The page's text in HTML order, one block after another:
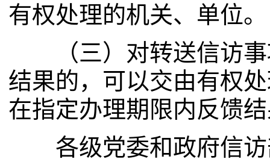
有权处理的机关、单位。
（三）对转送信访事
结果的，可以交由有权
在指定办理期限内反馈
各级党委和政府信访